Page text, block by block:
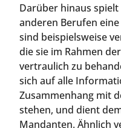
Darüber hinaus
anderen Berufen
sind beispielsweise
die sie im Rahmen
vertraulich zu
sich auf alle
Zusammenhang mit
stehen, und dient
Mandanten. Ähnlich